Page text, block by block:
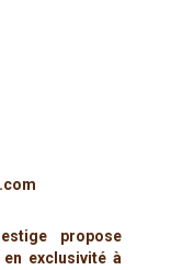
propose
exclusivité à